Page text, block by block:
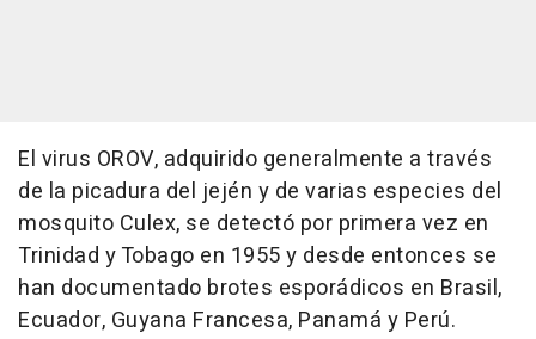
El virus OROV, adquirido generalmente a través
de la picadura del jején y de varias especies del
mosquito Culex, se detectó por primera vez en
Trinidad y Tobago en 1955 y desde entonces se
han documentado brotes esporádicos en Brasil,
Ecuador, Guyana Francesa, Panamá y Perú.